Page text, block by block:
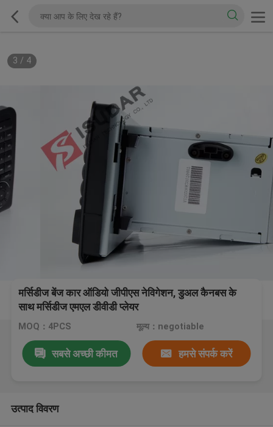
3 / 4
मर्सिडीज बेंज कार ऑडियो जीपीएस नेविगेशन, डुअल कैनबस के
साथ मर्सिडीज एमएल डीवीडी प्लेयर
MOQ：4PCS मूल्य：negotiable
सबसे अच्छी कीमत हमसे संपर्क करें
उत्पाद विवरण